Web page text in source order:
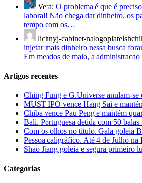
Vera: O problema é que é
laboral! Não chega dar dinheiro, os
tempo com os…
lichnyj-cabinet-
injetar mais dinheiro nessa busca
Em meados de maio, a
Artigos recentes
Ching Fung e G.Universe anulam-se
MUST IPO vence Hang Sai e
Chiba vence Pau Peng e mantém
Bali. Portuguesa detida com 50 balas
Com os olhos no título. Gala goleia
Pessoa caligráfico. Até 4 de Julho na
Shao Jiang goleia e segura primeiro
Categorias